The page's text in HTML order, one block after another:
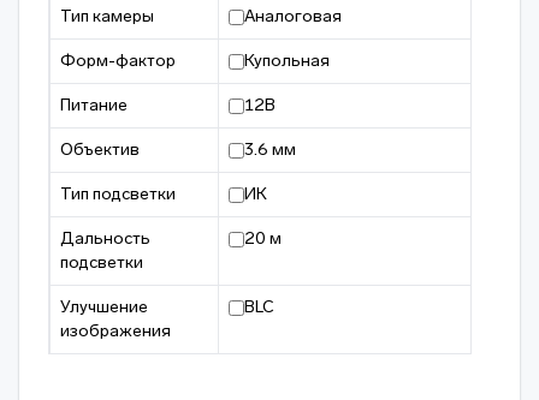
Тип камеры Аналоговая
Форм-фактор Купольная
Питание 12В
Объектив 3.6 мм
Тип подсветки ИК
Дальность
подсветки
20 м
Улучшение
изображения
BLC